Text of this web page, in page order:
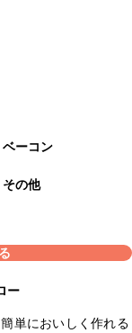
ベーコン
その他
ー
単においしく作れる